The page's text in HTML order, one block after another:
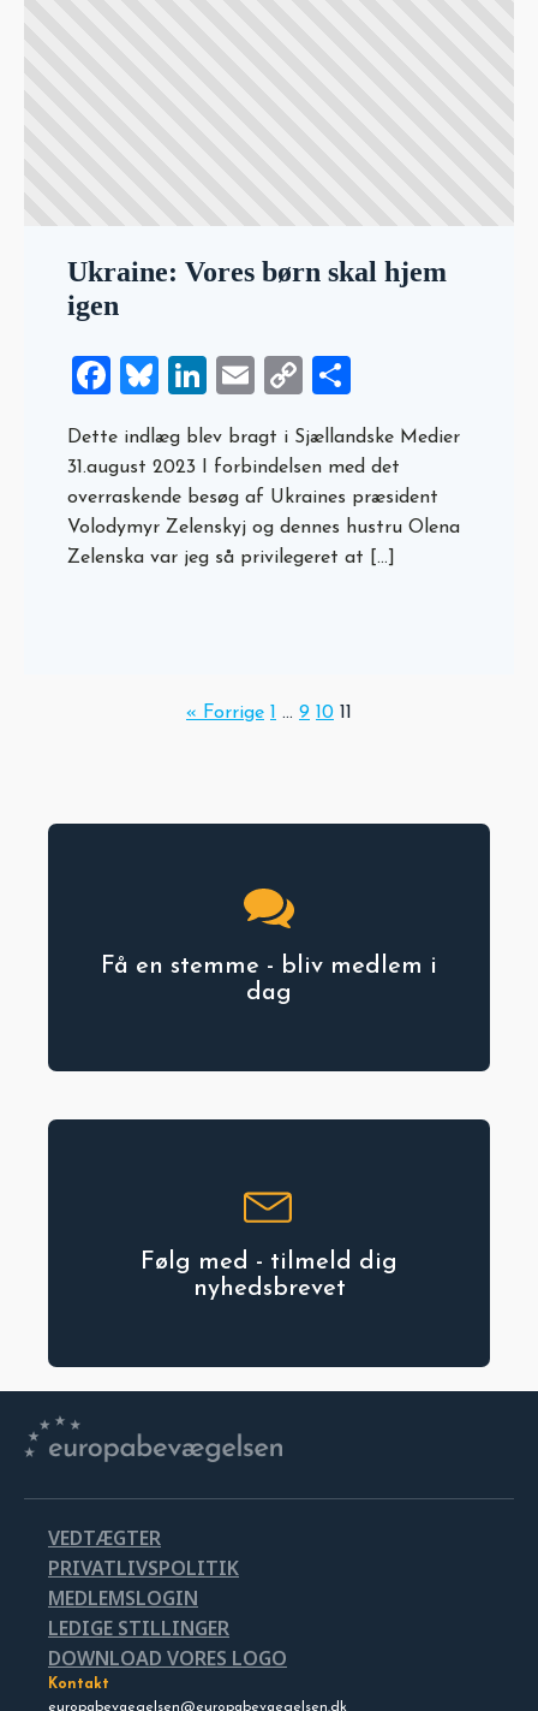
Ukraine: Vores børn skal hjem
igen
Facebook
Bluesky
LinkedIn
EmailCopy
Dette indlæg blev bragt i Sjællandske Medier
31.august 2023 I forbindelsen med det
overraskende besøg af Ukraines præsident
Volodymyr Zelenskyj og dennes hustru Olena
Zelenska var jeg så privilegeret at […]
« Forrige 1 … 9 10 11
Få en stemme - bliv medlem i
dag
Følg med - tilmeld dig
nyhedsbrevet
VEDTÆGTER
PRIVATLIVSPOLITIK
MEDLEMSLOGIN
LEDIGE STILLINGER
DOWNLOAD VORES LOGO
Kontakt
europabevaegelsen@europabevaegelsen.dk